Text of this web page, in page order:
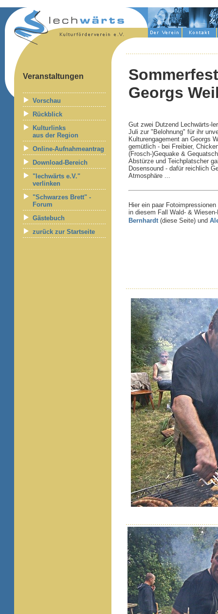
Veranstaltungen
Vorschau
Rückblick
Kulturlinks
aus der Region
Online-Aufnahmeantrag
Download-Bereich
"lechwärts e.V."
verlinken
"Schwarzes Brett" -
Forum
Gästebuch
zurück zur Startseite
Georgs
Gut zwei Dutzend Lechwärts-
Juli zur "Belohnung" für ihr
Kulturengagement an Georgs
gemütlich - bei Freibier,
(Frosch-)Gequake &
Abstürze und Teichplatscher
Dosensound - dafür reichlich
Atmosphäre ...
Hier ein paar
in diesem Fall Wald- &
Bernhardt(diese Seite) und